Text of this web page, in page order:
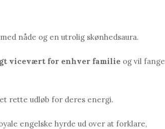
nåde og en utrolig skønhedsaura.
vicevært for enhver familie og vil fange
rette udløb for deres energi.
engelske hyrde ud over at forklare,